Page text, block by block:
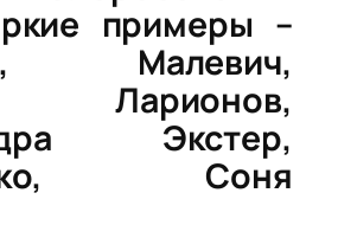
примеры –
Малевич,
Ларионов,
Экстер,
Соня